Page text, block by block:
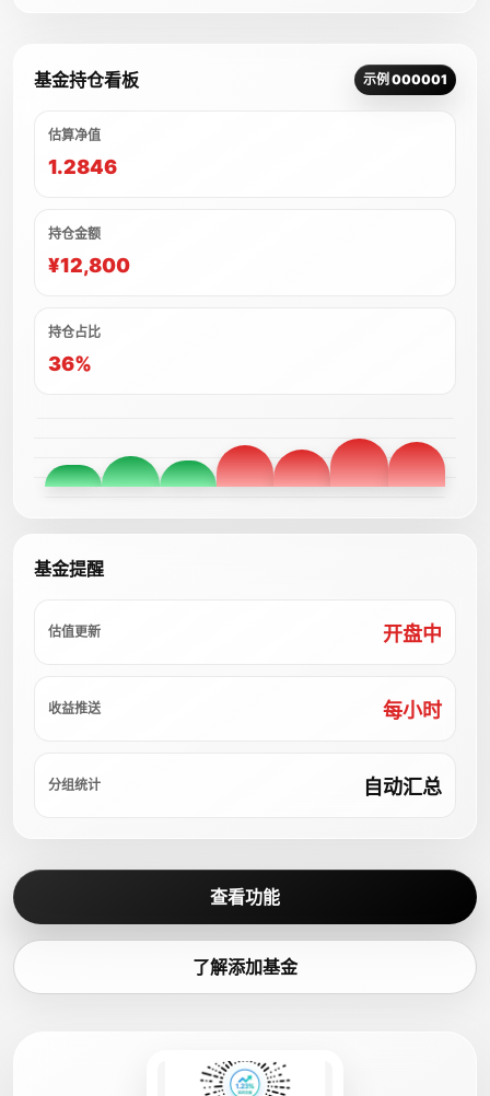
基金持仓看板 示例 000001
估算净值
1.2846
持仓金额
¥12,800
持仓占比
36%
基金提醒
估值更新 开盘中
收益推送 每小时
分组统计 自动汇总
查看功能
了解添加基金